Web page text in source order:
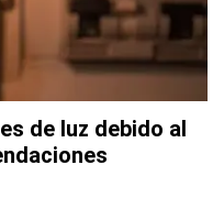
de luz debido al